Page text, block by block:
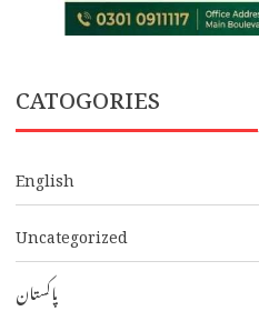
CATOGORIES
English
Uncategorized
پاکستان